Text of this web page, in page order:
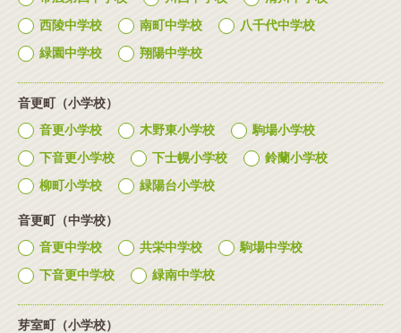
西陵中学校
南町中学校
八千代中学校
緑園中学校
翔陽中学校
音更町（小学校）
音更小学校
木野東小学校
駒場小学校
下音更小学校
下士幌小学校
鈴蘭小学校
柳町小学校
緑陽台小学校
音更町（中学校）
音更中学校
共栄中学校
駒場中学校
下音更中学校
緑南中学校
芽室町（小学校）